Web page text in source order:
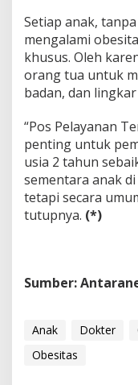
Setiap anak,
mengalami
khusus. Oleh
orang tua untuk
badan, dan
“Pos Pelayanan
penting untuk
usia 2 tahun
sementara anak
tetapi secara
tutupnya. (*)
Sumber:
Anak Dokter
Obesitas